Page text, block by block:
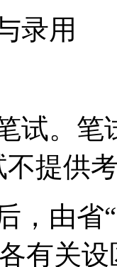
录用
试。笔
不提供
，由省
有关